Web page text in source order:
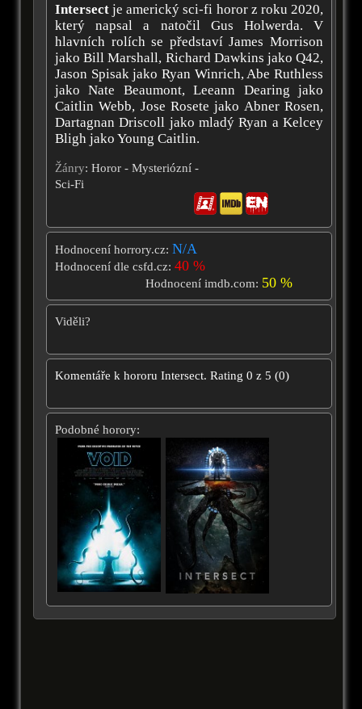
Intersect je americký sci-fi horor z roku 2020,
který napsal a natočil Gus Holwerda. V
hlavních rolích se představí James Morrison
jako Bill Marshall, Richard Dawkins jako Q42,
Jason Spisak jako Ryan Winrich, Abe Ruthless
jako Nate Beaumont, Leeann Dearing jako
Caitlin Webb, Jose Rosete jako Abner Rosen,
Dartagnan Driscoll jako mladý Ryan a Kelcey
Bligh jako Young Caitlin.
Žánry: Horor - Mysteriózní -
Sci-Fi
Hodnocení horrory.cz: N/A
Hodnocení dle csfd.cz: 40 %
Hodnocení imdb.com: 50 %
Viděli?
Komentáře k hororu Intersect. Rating 0 z 5 (0)
Podobné horory: